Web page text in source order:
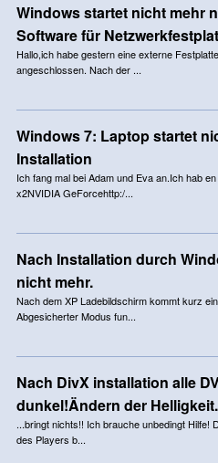
Windows startet nicht mehr
Software für
Hallo,ich habe gestern eine externe
angeschlossen. Nach der ...
Windows 7: Laptop startet
Installation
Ich fang mal bei Adam und Eva an.Ich hab
x2NVIDIA GeForcehttp:/...
Nach Installation durch
nicht mehr.
Nach dem XP Ladebildschirm kommt kurz
Abgesicherter Modus fun...
Nach DivX installation alle
dunkel!Ändern der
...bringt nichts!! Ich brauche unbedingt Hilfe!
des Players b...